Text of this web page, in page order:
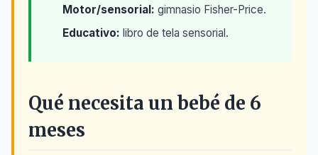
Motor/sensorial: gimnasio Fisher-Price.
Educativo: libro de tela sensorial.
Qué necesita un bebé de 6
meses